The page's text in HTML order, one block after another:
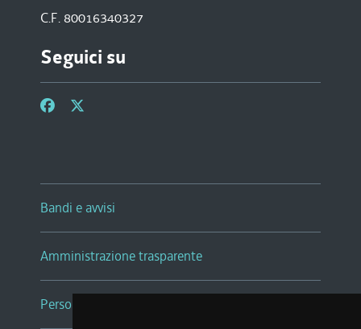
C.F. 80016340327
Seguici su
Bandi e avvisi
Amministrazione trasparente
Persone e Uffici